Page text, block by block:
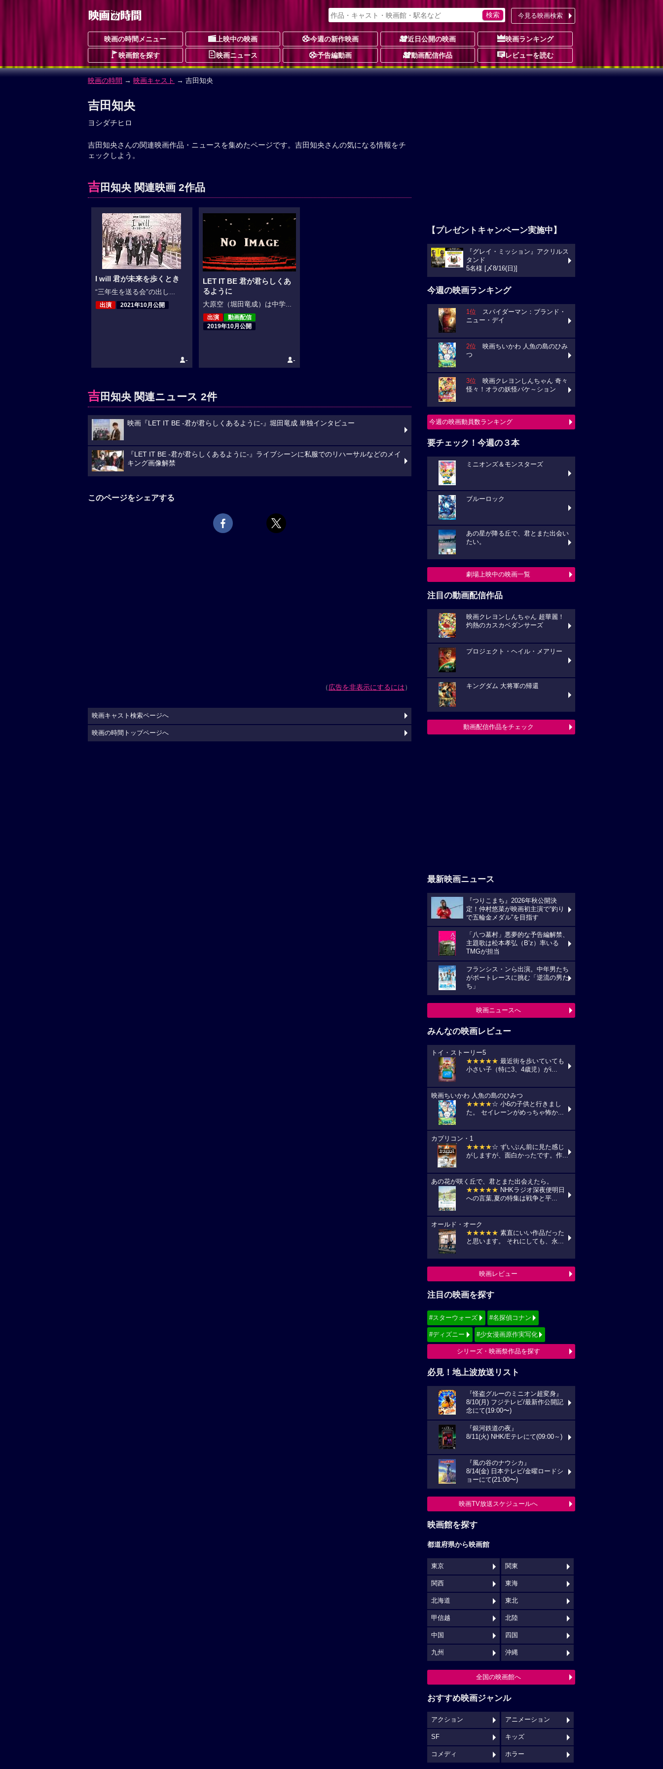
今見る映画検索
映画の時間メニュー 上映中の映画 今週の新作映画 近日公開の映画 映画ランキング
映画館を探す 映画ニュース 予告編動画 動画配信作品 レビューを読む
映画の時間 → 映画キャスト → 吉田知央
吉田知央
ヨシダチヒロ
吉田知央さんの関連映画作品・ニュースを集めたページです。吉田知央さんの気になる情報をチ
ェックしよう。
吉田知央 関連映画 2作品
I will 君が未来を歩くとき
“三年生を送る会”の出し...
出演 2021年10月公開
-
LET IT BE 君が君らしくあ
るように
大原空（堀田竜成）は中学...
出演
動画配信
2019年10月公開
-
吉田知央 関連ニュース 2件
映画『LET IT BE -君が君らしくあるように-』堀田竜成 単独インタビュー
『LET IT BE -君が君らしくあるように-』ライブシーンに私服でのリハーサルなどのメイ
キング画像解禁
このページをシェアする
（広告を非表示にするには）
【プレゼントキャンペーン実施中】
『グレイ・ミッション』アクリルス
タンド
5名様 [〆8/16(日)]
今週の映画ランキング
1位 スパイダーマン：ブランド・
ニュー・デイ
2位 映画ちいかわ 人魚の島のひみ
つ
3位 映画クレヨンしんちゃん 奇々
怪々！オラの妖怪バケ～ション
今週の映画動員数ランキング
要チェック！今週の３本
ミニオンズ＆モンスターズ
ブルーロック
あの星が降る丘で、君とまた出会い
たい。
劇場上映中の映画一覧
注目の動画配信作品
映画クレヨンしんちゃん 超華麗！
灼熱のカスカベダンサーズ
プロジェクト・ヘイル・メアリー
キングダム 大将軍の帰還
動画配信作品をチェック
最新映画ニュース
『つりこまち』2026年秋公開決
定！仲村悠菜が映画初主演で“釣り
で五輪金メダル”を目指す
「八つ墓村」悪夢的な予告編解禁、
主題歌は松本孝弘（B’z）率いる
TMGが担当
フランシス・ンら出演。中年男たち
がボートレースに挑む「逆流の男た
ち」
映画ニュースへ
みんなの映画レビュー
トイ・ストーリー5
★★★★★ 最近街を歩いていても
小さい子（特に3、4歳児）がi...
映画ちいかわ 人魚の島のひみつ
★★★★☆ 小6の子供と行きまし
た。 セイレーンがめっちゃ怖か...
カプリコン・1
★★★★☆ ずいぶん前に見た感じ
がしますが、面白かったです。作...
あの花が咲く丘で、君とまた出会えたら。
★★★★★ NHKラジオ深夜便明日
への言葉,夏の特集は戦争と平...
オールド・オーク
★★★★★ 素直にいい作品だった
と思います。 それにしても、永...
映画レビュー
注目の映画を探す
#スターウォーズ #名探偵コナン
#ディズニー #少女漫画原作実写化
シリーズ・映画祭作品を探す
必見！地上波放送リスト
『怪盗グルーのミニオン超変身』
8/10(月) フジテレビ/最新作公開記
念にて(19:00〜)
『銀河鉄道の夜』
8/11(火) NHK/Eテレにて(09:00～)
『風の谷のナウシカ』
8/14(金) 日本テレビ/金曜ロードシ
ョーにて(21:00〜)
映画TV放送スケジュールへ
映画館を探す
都道府県から映画館
東京 関東
関西 東海
北海道 東北
甲信越 北陸
中国 四国
九州 沖縄
全国の映画館へ
おすすめ映画ジャンル
アクション アニメーション
SF キッズ
コメディ ホラー
映画キャスト検索ページへ
映画の時間トップページへ